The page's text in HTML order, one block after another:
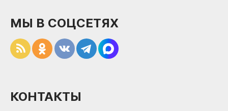
МЫ В СОЦСЕТЯХ
КОНТАКТЫ